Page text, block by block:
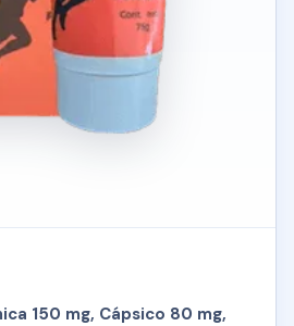
150 mg, Cápsico 80 mg,